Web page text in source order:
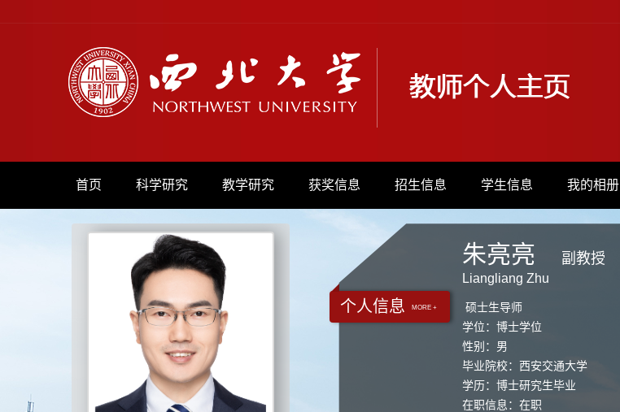
首页 科学研究 教学研究 获奖信息 招生信息 学生信息 我的相册
个人信息 MORE +
朱亮亮
Liangliang Zhu
副教授
硕士生导师
学位：博士学位
性别：男
毕业院校：西安交通大学
学历：博士研究生毕业
在职信息：在职